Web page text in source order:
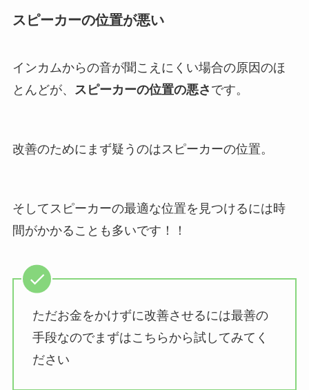
スピーカーの位置が悪い
インカムからの音が聞こえにくい場合の原因のほ
とんどが、 スピーカーの位置の悪さ です。
改善のためにまず疑うのはスピーカーの位置。
そしてスピーカーの最適な位置を見つけるには時
間がかかることも多いです！！
ただお金をかけずに改善させるには最善の
手段なのでまずはこちらから試してみてく
ださい